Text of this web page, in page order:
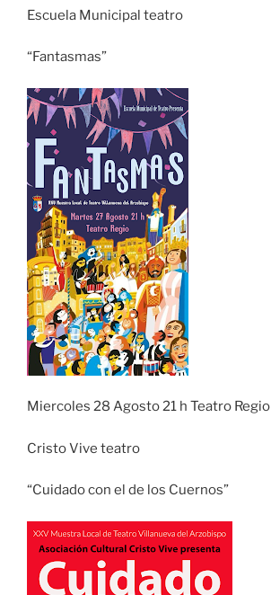
Escuela Municipal teatro
“Fantasmas”
Miercoles 28 Agosto 21 h Teatro Regio
Cristo Vive teatro
“Cuidado con el de los Cuernos”